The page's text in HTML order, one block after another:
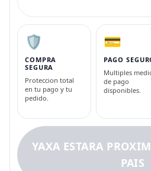
🛡️
COMPRA
SEGURA
Proteccion total
en tu pago y tu
pedido.
💳
PAGO
Multiples
de pago
disponibles.
YAXA ESTARA
PAIS